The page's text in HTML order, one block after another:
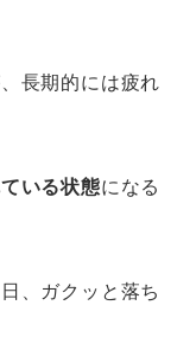
長期的には疲れ
いる状態になる
、ガクッと落ち